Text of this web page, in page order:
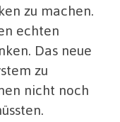
zu machen.
echten
Das neue
zu
nicht noch